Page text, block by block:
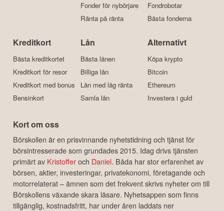
Fonder för nybörjare
Ränta på ränta
Fondrobotar
Bästa fonderna
Kreditkort
Bästa kreditkortet
Kreditkort för resor
Kreditkort med bonus
Bensinkort
Lån
Bästa lånen
Billiga lån
Lån med låg ränta
Samla lån
Alternativt
Köpa krypto
Bitcoin
Ethereum
Investera i guld
Kort om oss
Börskollen är en prisvinnande nyhetstidning och tjänst för
börsintresserade som grundades 2015. Idag drivs tjänsten
primärt av Kristofferoch Daniel. Båda har stor erfarenhet av
börsen, aktier, investeringar, privatekonomi, företagande och
motorrelaterat – ämnen som det frekvent skrivs nyheter om till
Börskollens växande skara läsare. Nyhetsappen som finns
tillgänglig, kostnadsfritt, har under åren laddats ner